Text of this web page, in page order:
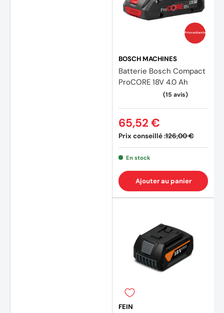
Prix coûtants
BOSCH MACHINES
Batterie Bosch Compact
ProCORE 18V 4.0 Ah
Prix conseillé :126,00 €
65,52 €
En stock
Ajouter au panier
FEIN